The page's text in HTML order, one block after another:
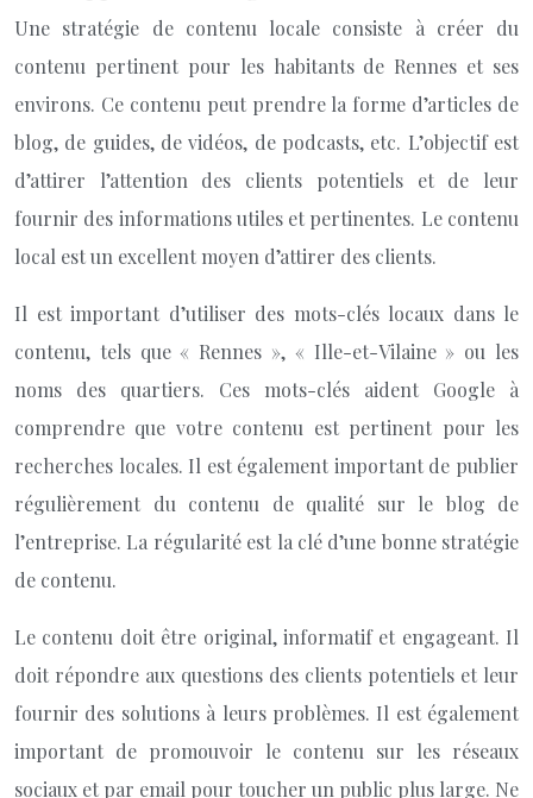
Une stratégie de contenu locale consiste à créer du
contenu pertinent pour les habitants de Rennes et ses
environs. Ce contenu peut prendre la forme d’articles de
blog, de guides, de vidéos, de podcasts, etc. L’objectif est
d’attirer l’attention des clients potentiels et de leur
fournir des informations utiles et pertinentes. Le contenu
local est un excellent moyen d’attirer des clients.
Il est important d’utiliser des mots-clés locaux dans le
contenu, tels que « Rennes », « Ille-et-Vilaine » ou les
noms des quartiers. Ces mots-clés aident Google à
comprendre que votre contenu est pertinent pour les
recherches locales. Il est également important de publier
régulièrement du contenu de qualité sur le blog de
l’entreprise. La régularité est la clé d’une bonne stratégie
de contenu.
Le contenu doit être original, informatif et engageant. Il
doit répondre aux questions des clients potentiels et leur
fournir des solutions à leurs problèmes. Il est également
important de promouvoir le contenu sur les réseaux
sociaux et par email pour toucher un public plus large. Ne